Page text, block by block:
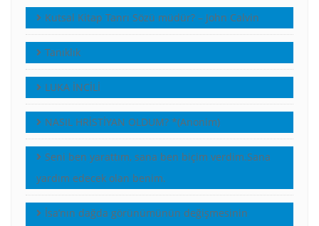
Kutsal Kitap Tanrı Sözü müdür? – John Calvin
Tanıklık
LUKA İNCİLİ
NASIL HRİSTİYAN OLDUM? *(Anonim)
Seni ben yarattım, sana ben biçim verdim.Sana
yardım edecek olan benim.
İsa’nın dağda görünümünün değişmesinin